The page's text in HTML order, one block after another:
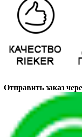
Отправить заказ